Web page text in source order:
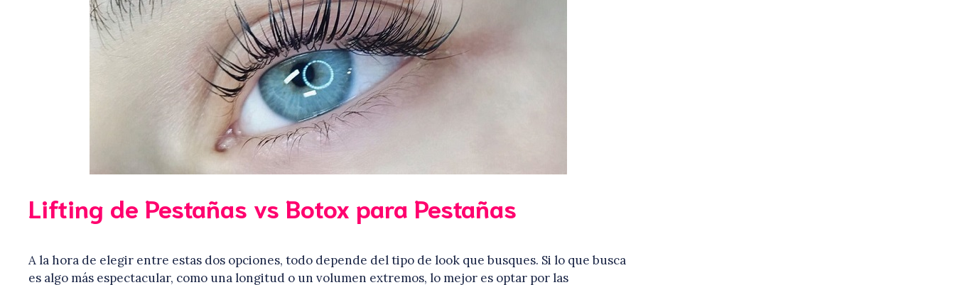
Lifting de Pestañas vs Botox para Pestañas
A la hora de elegir entre estas dos opciones, todo depende del tipo de look que busques. Si lo que busca
es algo más espectacular, como una longitud o un volumen extremos, lo mejor es optar por las